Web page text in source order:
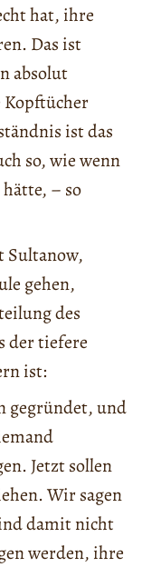
hat, ihre
Das ist
absolut
Kopftücher
ist das
so, wie wenn
– so
Sultanow,
gehen,
des
der tiefere
ist:
gegründet, und
Jetzt sollen
Wir sagen
damit nicht
werden, ihre